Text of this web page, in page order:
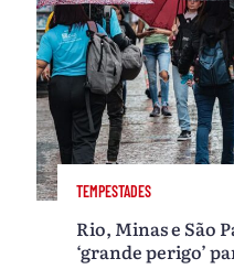
TEMPESTADES
Rio, Minas e São
‘grande perigo’